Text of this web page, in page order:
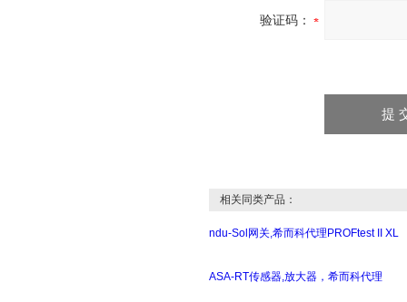
验证码：
相关同类产品：
ndu-Sol网关,希而科代理PROFtest II XL
ASA-RT传感器,放大器，希而科代理